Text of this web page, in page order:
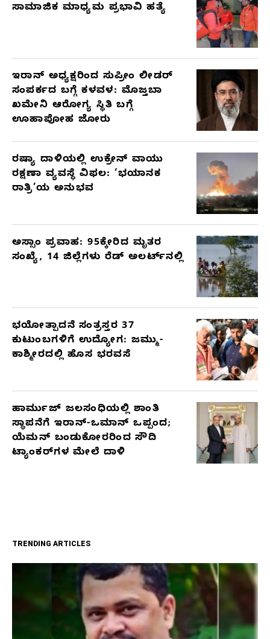
ಸಾಮಾಜಿಕ ಮಾಧ್ಯಮ ಪ್ರಭಾವಿ ಹತ್ಯೆ
ಇರಾನ್ ಅಧ್ಯಕ್ಷರಿಂದ ಸುಪ್ರೀಂ ಲೀಡರ್
ಸಂಪರ್ಕದ ಬಗ್ಗೆ ಕಳವಳ: ಮೊಜ್ತಬಾ
ಖಮೇನಿ ಆರೋಗ್ಯ ಸ್ಥಿತಿ ಬಗ್ಗೆ
ಊಹಾಪೋಹ ಜೋರು
ರಷ್ಯಾ ದಾಳಿಯಲ್ಲಿ ಉಕ್ರೇನ್ ವಾಯು
ರಕ್ಷಣಾ ವ್ಯವಸ್ಥೆ ವಿಫಲ: ‘ಭಯಾನಕ
ರಾತ್ರಿ’ಯ ಅನುಭವ
ಅಸ್ಸಾಂ ಪ್ರವಾಹ: 95ಕ್ಕೇರಿದ ಮೃತರ
ಸಂಖ್ಯೆ, 14 ಜಿಲ್ಲೆಗಳು ರೆಡ್ ಅಲರ್ಟ್‌ನಲ್ಲಿ
ಭಯೋತ್ಪಾದನೆ ಸಂತ್ರಸ್ತರ 37
ಕುಟುಂಬಗಳಿಗೆ ಉದ್ಯೋಗ: ಜಮ್ಮು-
ಕಾಶ್ಮೀರದಲ್ಲಿ ಹೊಸ ಭರವಸೆ
ಹಾರ್ಮುಜ್ ಜಲಸಂಧಿಯಲ್ಲಿ ಶಾಂತಿ
ಸ್ಥಾಪನೆಗೆ ಇರಾನ್-ಒಮಾನ್ ಒಪ್ಪಂದ;
ಯೆಮನ್ ಬಂಡುಕೋರರಿಂದ ಸೌದಿ
ಟ್ಯಾಂಕರ್‌ಗಳ ಮೇಲೆ ದಾಳಿ
TRENDING ARTICLES